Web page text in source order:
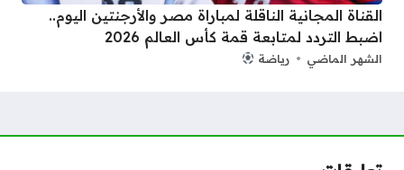
القناة المجانية الناقلة لمباراة مصر والأرجنتين اليوم..
اضبط التردد لمتابعة قمة كأس العالم 2026
الشهر الماضي رياضة